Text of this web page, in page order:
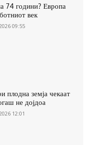
74 години? Европа
век
09:55
плодна земја чекаат
не дојдоа
12:01